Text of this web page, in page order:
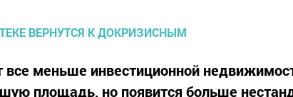
все меньше инвестиционной
площадь, но появится больше